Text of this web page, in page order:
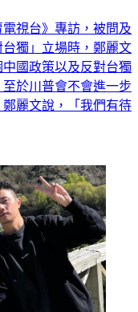
視台》專訪，被問及
獨」立場時，鄭麗文
國政策以及反對台獨
於川普會不會進一步
麗文說，「我們有待